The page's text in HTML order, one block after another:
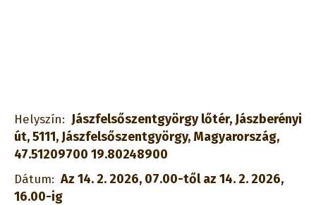
Helyszín: Jászfelsőszentgyörgy lőtér, Jászberényi
út, 5111, Jászfelsőszentgyörgy, Magyarország,
47.51209700 19.80248900
Dátum: Az 14. 2. 2026, 07.00-től az 14. 2. 2026,
16.00-ig